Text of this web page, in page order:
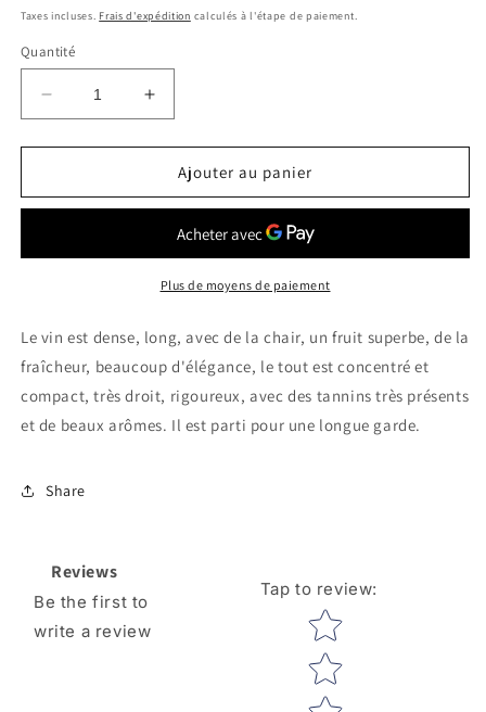
habituel
Taxes incluses. Frais d'expédition calculés à l'étape de paiement.
Quantité
Réduire
la
quantité
CHATEAU
LAFITTE
Leognan
Ltr
Augmenter
la
quantité
CHATEAU
HAUT
LAFITTE
2005
Leognan
0.75
Ltr
Ajouter au panier
Plus de moyens de paiement
Le vin est dense, long, avec de la chair, un fruit superbe, de la
fraîcheur, beaucoup d'élégance, le tout est concentré et
compact, très droit, rigoureux, avec des tannins très présents
et de beaux arômes. Il est parti pour une longue garde.
Share
Reviews
Be the first to
write a review
Tap to review:
Star rating